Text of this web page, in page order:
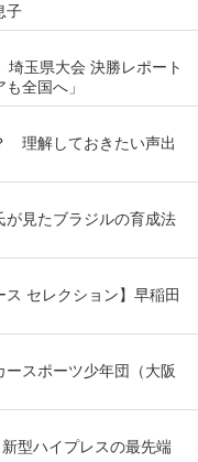
子
埼玉県大会 決勝レポート
全国へ」
理解しておきたい声出
が見たブラジルの育成法
ス セレクション】早稲田
ースポーツ少年団（大阪
型ハイプレスの最先端